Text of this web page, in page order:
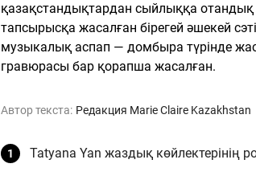
қазақстандықтардан сыйлыққа
тапсырысқа жасалған бірегей әшекей
музыкалық аспап — домбыра түрінде
гравюрасы бар қорапша жасалған.
Автор текста: Редакция Marie Claire Kazakhstan
Tatyana Yan жаздық көйлектерінің